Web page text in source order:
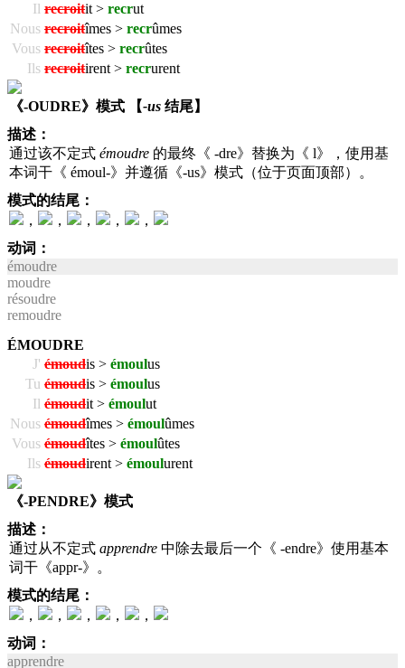
Il recroitit > recrut
Nous recroitîmes > recrûmes
Vous recroitîtes > recrûtes
Ils recroitirent > recrurent
《-OUDRE》模式 【-us 结尾】
描述：
通过该不定式 émoudre 的最终《 -dre》替换为《 l》，使用基
本词干《 émoul-》并遵循《-us》模式（位于页面顶部）。
模式的结尾：
，
， ， ，
，
动词：
émoudre
moudre
résoudre
remoudre
ÉMOUDRE
J' émoudis > émoulus
Tu émoudis > émoulus
Il émoudit > émoulut
Nous émoudîmes > émoulûmes
Vous émoudîtes > émoulûtes
Ils émoudirent > émoulurent
《-PENDRE》模式
描述：
通过从不定式 apprendre 中除去最后一个《 -endre》使用基本
词干《appr-》。
模式的结尾：
，
， ， ，
，
动词：
apprendre